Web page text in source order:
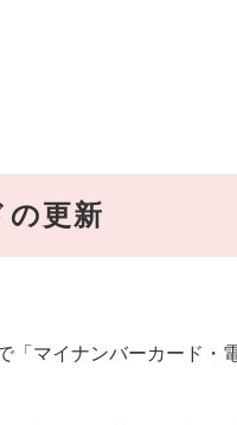
更新
「マイナンバーカード